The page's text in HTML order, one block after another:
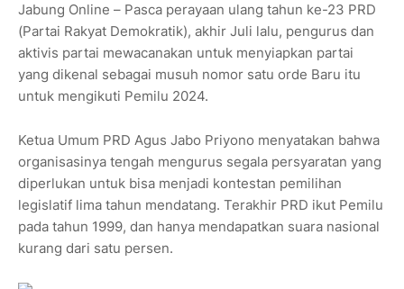
Jabung Online – Pasca perayaan ulang tahun ke-23 PRD
(Partai Rakyat Demokratik), akhir Juli lalu, pengurus dan
aktivis partai mewacanakan untuk menyiapkan partai
yang dikenal sebagai musuh nomor satu orde Baru itu
untuk mengikuti Pemilu 2024.
Ketua Umum PRD Agus Jabo Priyono menyatakan bahwa
organisasinya tengah mengurus segala persyaratan yang
diperlukan untuk bisa menjadi kontestan pemilihan
legislatif lima tahun mendatang. Terakhir PRD ikut Pemilu
pada tahun 1999, dan hanya mendapatkan suara nasional
kurang dari satu persen.